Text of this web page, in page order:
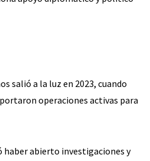
salió a la luz en 2023, cuando
operaciones activas para
abierto investigaciones y